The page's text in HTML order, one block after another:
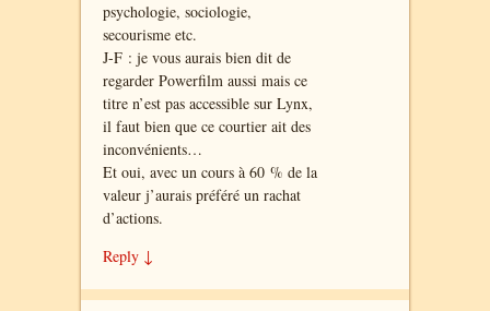
psychologie, sociologie,
secourisme etc.
J-F : je vous aurais bien dit de
regarder Powerfilm aussi mais ce
titre n’est pas accessible sur Lynx,
il faut bien que ce courtier ait des
inconvénients…
Et oui, avec un cours à 60 % de la
valeur j’aurais préféré un rachat
d’actions.
Reply ↓